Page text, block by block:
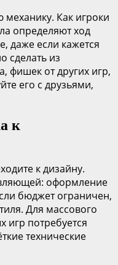
Как игроки
определяют ход
даже если кажется
сделать из
фишек от других игр,
его с друзьями,
к
к дизайну.
оформление
бюджет ограничен,
Для массового
игр потребуется
технические